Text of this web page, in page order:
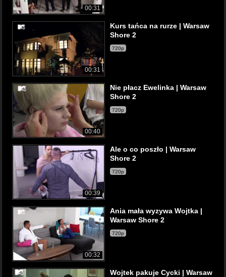
00:31
00:31
Kurs tańca na rurze | Warsaw
Shore 2
720p
00:40
Nie płacz Ewelinka | Warsaw
Shore 2
720p
00:39
Ale o co poszło | Warsaw
Shore 2
720p
00:32
Ania mała wyzywa Wojtka |
Warsaw Shore 2
720p
Wojtek pakuje Cycki | Warsaw